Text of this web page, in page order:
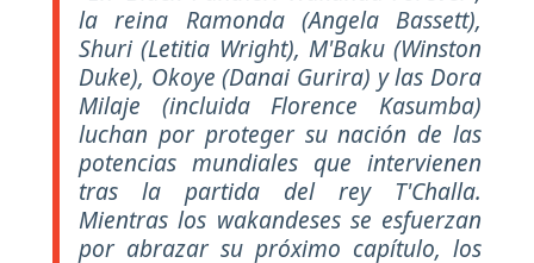
la reina Ramonda (Angela Bassett),
Shuri (Letitia Wright), M'Baku (Winston
Duke), Okoye (Danai Gurira) y las Dora
Milaje (incluida Florence Kasumba)
luchan por proteger su nación de las
potencias mundiales que intervienen
tras la partida del rey T'Challa.
Mientras los wakandeses se esfuerzan
por abrazar su próximo capítulo, los